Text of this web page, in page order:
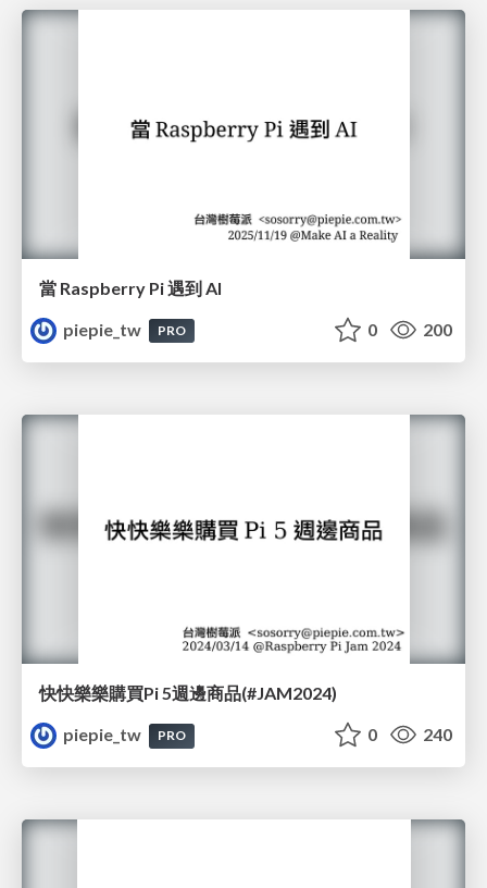
當 Raspberry Pi 遇到 AI
piepie_tw
PRO 0 200
快快樂樂購買Pi 5週邊商品(#JAM2024)
piepie_tw
PRO 0 240